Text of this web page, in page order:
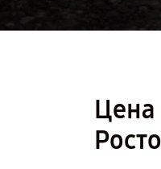
Цена